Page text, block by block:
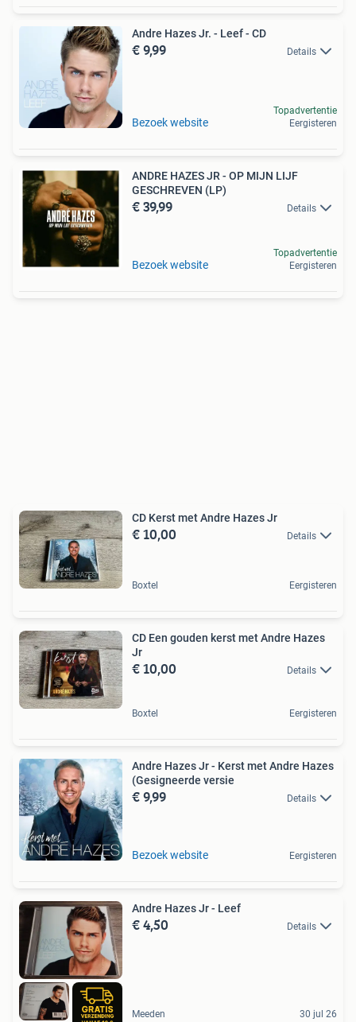
Andre Hazes Jr. - Leef - CD
€ 9,99 Details
Bezoek website
Topadvertentie
Eergisteren
ANDRE HAZES JR - OP MIJN LIJF
GESCHREVEN (LP)
€ 39,99 Details
Bezoek website
Topadvertentie
Eergisteren
CD Kerst met Andre Hazes Jr
€ 10,00 Details
Boxtel Eergisteren
CD Een gouden kerst met Andre Hazes
Jr
€ 10,00 Details
Boxtel Eergisteren
Andre Hazes Jr - Kerst met Andre Hazes
(Gesigneerde versie
€ 9,99 Details
Bezoek website Eergisteren
Andre Hazes Jr - Leef
€ 4,50 Details
Meeden 30 jul 26